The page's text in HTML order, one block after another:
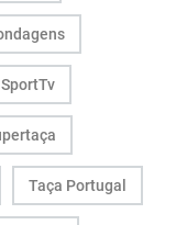
SportTv
Taça Portugal